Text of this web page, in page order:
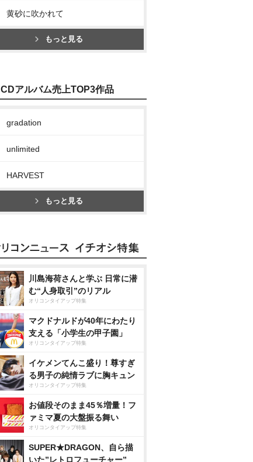
黄砂に吹かれて
もっと見る
CDアルバム売上TOP3作品
gradation
unlimited
HARVEST
もっと見る
川島海荷さんと学ぶ 日常に潜
む“人身取引”のリアル
オリコンタイアップ特集
マクドナルドが40年にわたり
支える「小学生の甲子園」
オリコンタイアップ特集
イケメンてんこ盛り！尊すぎ
る男子の純情ラブに胸キュン
オリコンタイアップ特集
お値段そのまま45％増量！フ
ァミマ夏の大盤振る舞い
オリコンタイアップ特集
SUPER★DRAGON、自ら描
いた”レトロフューチャー”